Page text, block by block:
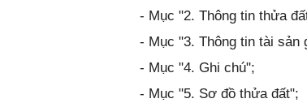
- Mục "2. Thông tin thửa
- Mục "3. Thông tin tài sản
- Mục "4. Ghi chú";
- Mục "5. Sơ đồ thửa đất";